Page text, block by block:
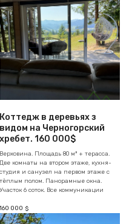
Коттедж в деревьях з
видом на Черногорский
хребет. 160 000$
Верховина. Площадь 80 м² + терасса.
Две комнаты на втором этаже, кухня-
студия и санузел на первом этаже с
тёплым полом. Панорамные окна.
Участок 6 соток. Все коммуникации
160 000 $